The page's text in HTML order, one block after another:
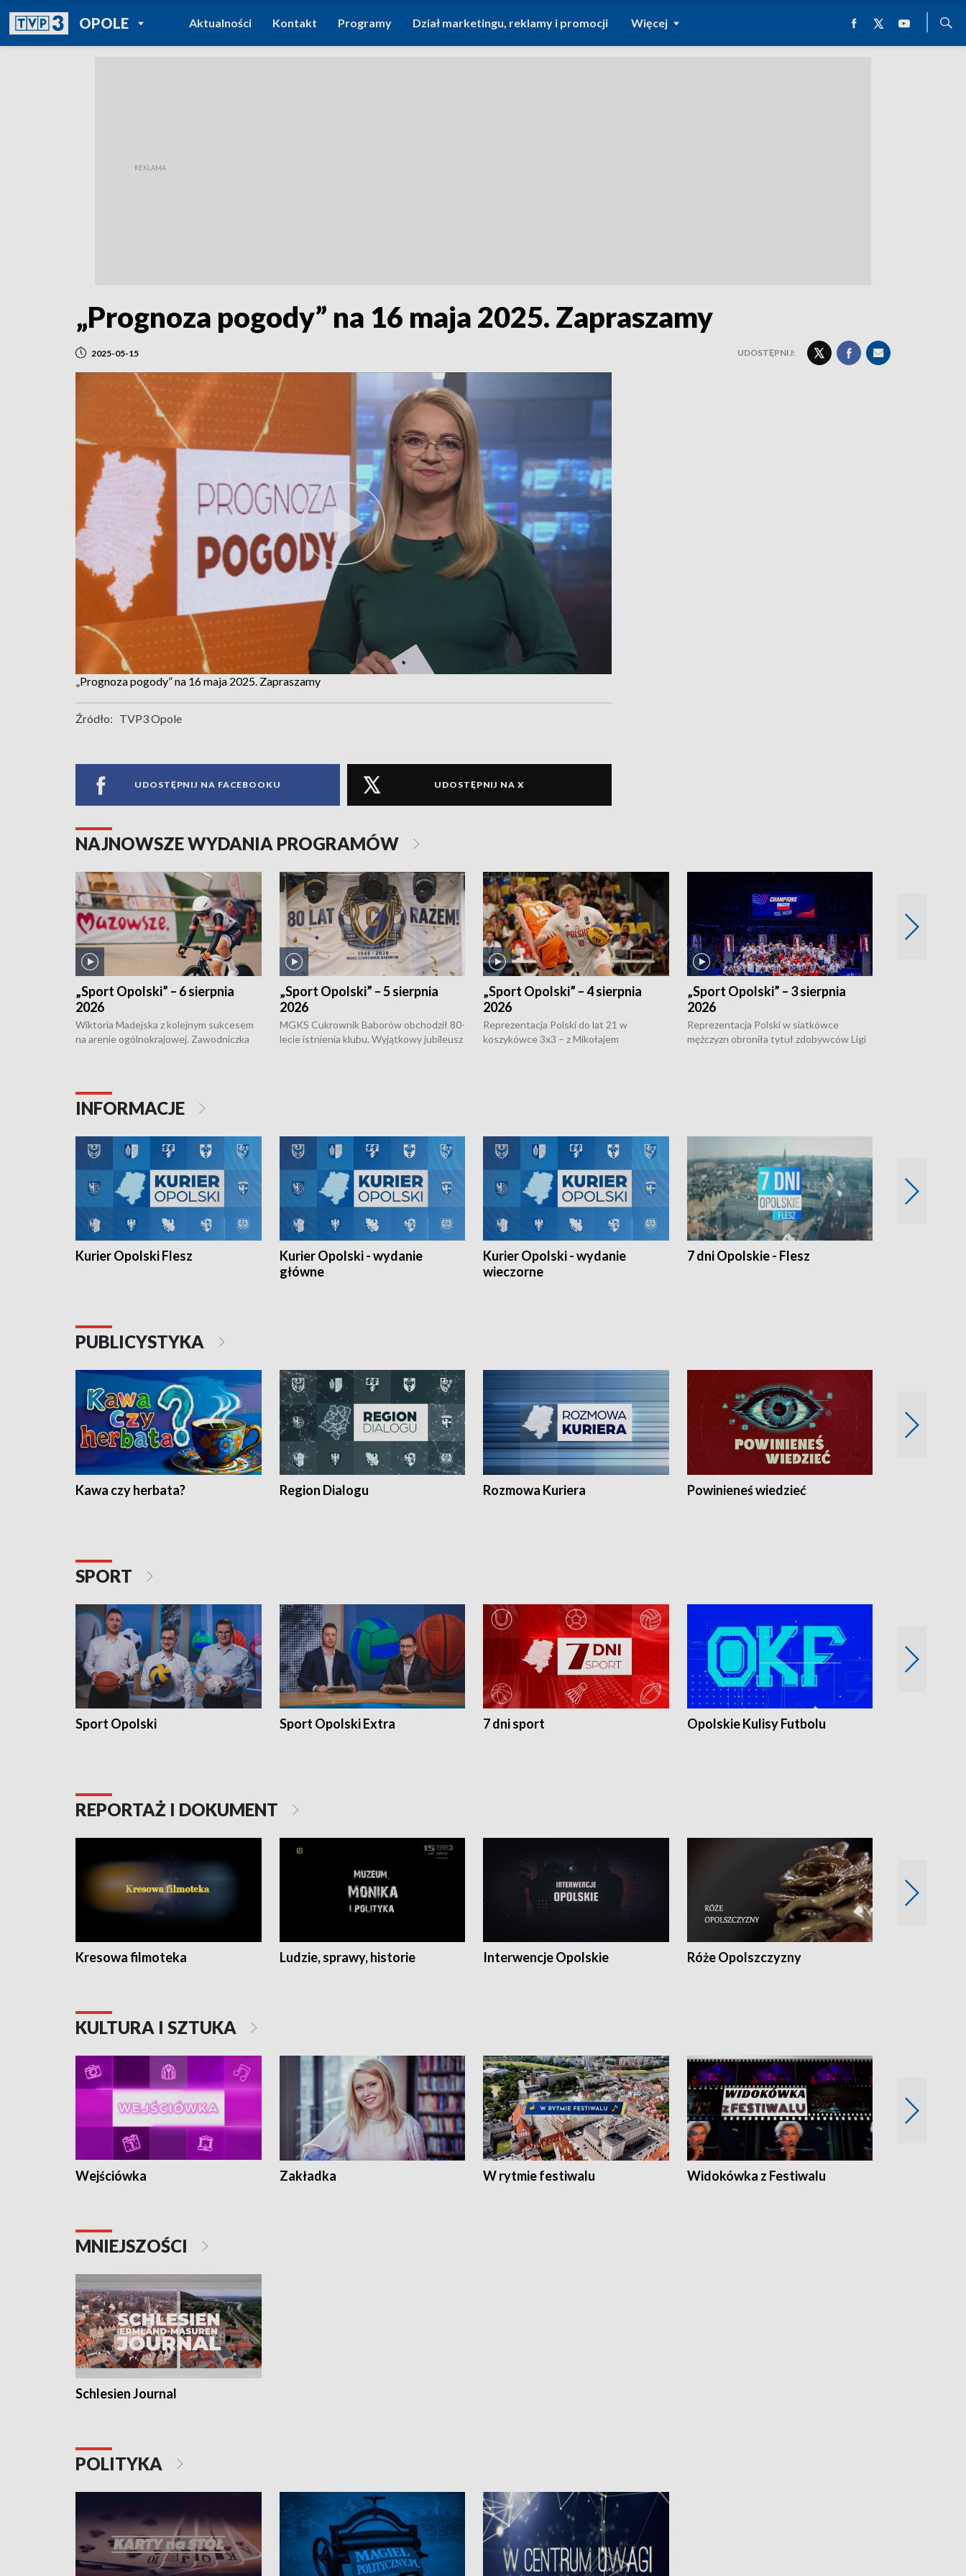
OPOLEPOWRÓT DO
TVP REGIONY
Aktualności Kontakt Programy Dział marketingu, reklamy i promocji Więcej
„Prognoza pogody” na 16 maja 2025. Zapraszamy
2025-05-15 UDOSTĘPNIJ:
„Prognoza pogody” na 16 maja 2025. Zapraszamy
Źródło: TVP3 Opole
UDOSTĘPNIJ NA FACEBOOKU UDOSTĘPNIJ NA X
NAJNOWSZE WYDANIA PROGRAMÓW
„Sport Opolski” – 6 sierpnia
2026
Wiktoria Madejska z kolejnym sukcesem
na arenie ogólnokrajowej. Zawodniczka
torowym.
„Sport Opolski” – 5 sierpnia
2026
MGKS Cukrownik Baborów obchodził 80-
lecie istnienia klubu. Wyjątkowy jubileusz
„Sport Opolski” – 4 sierpnia
2026
Reprezentacja Polski do lat 21 w
koszykówce 3x3 – z Mikołajem
„Sport Opolski” – 3 sierpnia
2026
Reprezentacja Polski w siatkówce
mężczyzn obroniła tytuł zdobywców Ligi
INFORMACJE
Kurier Opolski Flesz
Kurier Opolski - wydanie
główne
Kurier Opolski - wydanie
wieczorne
7 dni Opolskie - Flesz
PUBLICYSTYKA
Kawa czy herbata? Region Dialogu Rozmowa Kuriera Powinieneś wiedzieć
SPORT
Sport Opolski Sport Opolski Extra 7 dni sport Opolskie Kulisy Futbolu
REPORTAŻ I DOKUMENT
Kresowa filmoteka Ludzie, sprawy, historie Interwencje Opolskie Róże Opolszczyzny
KULTURA I SZTUKA
Wejściówka Zakładka W rytmie festiwalu Widokówka z Festiwalu
MNIEJSZOŚCI
Schlesien Journal
POLITYKA